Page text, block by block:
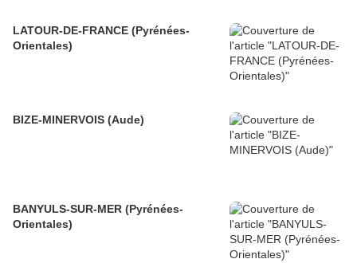
LATOUR-DE-FRANCE (Pyrénées-
Orientales)
BIZE-MINERVOIS (Aude)
BANYULS-SUR-MER (Pyrénées-
Orientales)